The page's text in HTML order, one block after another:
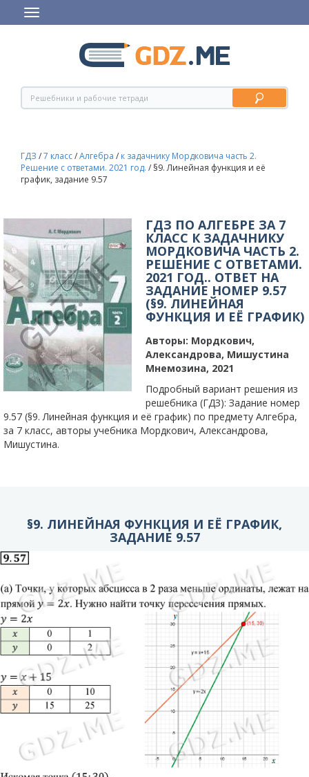
ГДЗ /7 класс/Алгебра / к задачнику Мордковича часть 2.
Решение с ответами. 2021 год. /§9. Линейная функция и её
график, задание 9.57
ГДЗ ПО АЛГЕБРЕ ЗА 7
КЛАСС К ЗАДАЧНИКУ
МОРДКОВИЧА ЧАСТЬ 2.
РЕШЕНИЕ С ОТВЕТАМИ.
2021 ГОД.. ОТВЕТ НА
ЗАДАНИЕ НОМЕР 9.57
(§9. ЛИНЕЙНАЯ
ФУНКЦИЯ И ЕЁ ГРАФИК)
Авторы: Мордкович,
Александрова, Мишустина
Мнемозина, 2021
Подробный вариант решения из
решебника (ГДЗ): Задание номер
9.57 (§9. Линейная функция и её график) по предмету Алгебра,
за 7 класс, авторы учебника Мордкович, Александрова,
Мишустина.
§9. ЛИНЕЙНАЯ ФУНКЦИЯ И ЕЁ ГРАФИК,
ЗАДАНИЕ 9.57